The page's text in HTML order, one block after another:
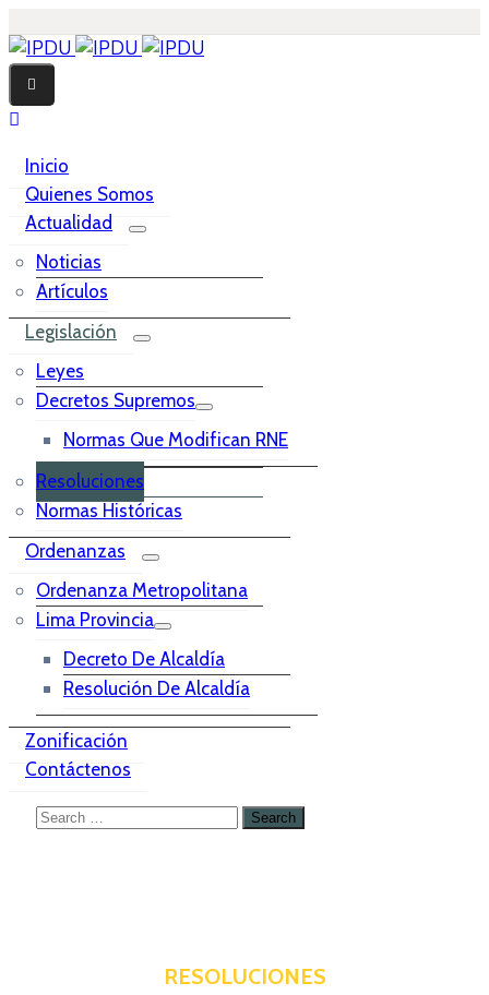
Inicio
Quienes Somos
Actualidad
Noticias
Artículos
Legislación
Leyes
Decretos Supremos
Normas Que Modifican RNE
Resoluciones
Normas Históricas
Ordenanzas
Ordenanza Metropolitana
Lima Provincia
Decreto De Alcaldía
Resolución De Alcaldía
Zonificación
Contáctenos
RESOLUCIONES